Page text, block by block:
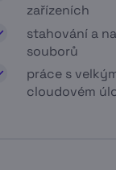
zařízeních
stahování a
souborů
práce s
cloudovém